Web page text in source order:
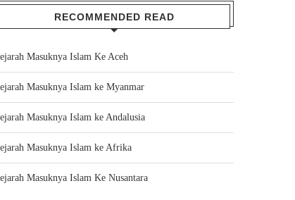
RECOMMENDED READ
Masuknya Islam Ke Aceh
Masuknya Islam ke Myanmar
Masuknya Islam ke Andalusia
Masuknya Islam ke Afrika
Masuknya Islam Ke Nusantara